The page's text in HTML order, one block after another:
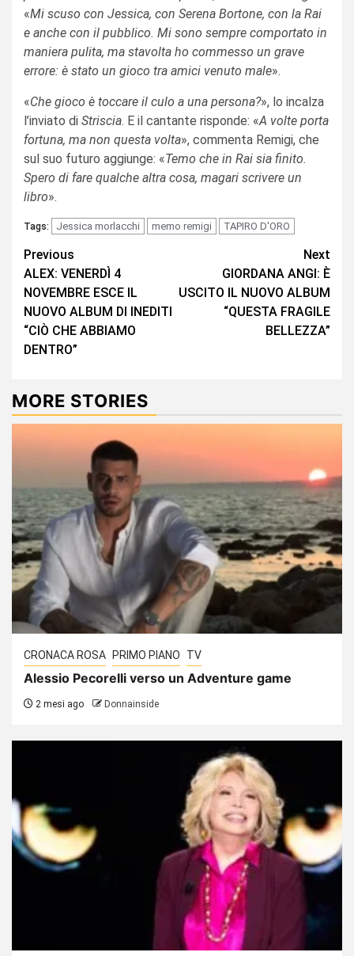
«Mi scuso con Jessica, con Serena Bortone, con la Rai
e anche con il pubblico. Mi sono sempre comportato in
maniera pulita, ma stavolta ho commesso un grave
errore: è stato un gioco tra amici venuto male».
«Che gioco è toccare il culo a una persona?», lo incalza
l’inviato di Striscia. E il cantante risponde: «A volte porta
fortuna, ma non questa volta», commenta Remigi, che
sul suo futuro aggiunge: «Temo che in Rai sia finito.
Spero di fare qualche altra cosa, magari scrivere un
libro».
Tags: Jessica morlacchi memo remigi TAPIRO D'ORO
Continue
Reading
Previous
ALEX: VENERDÌ 4
NOVEMBRE ESCE IL
NUOVO ALBUM DI INEDITI
“CIÒ CHE ABBIAMO
DENTRO”
Next
GIORDANA ANGI: È
USCITO IL NUOVO ALBUM
“QUESTA FRAGILE
BELLEZZA”
MORE STORIES
CRONACA ROSA PRIMO PIANO TV
Alessio Pecorelli verso un Adventure game
2 mesi ago Donnainside